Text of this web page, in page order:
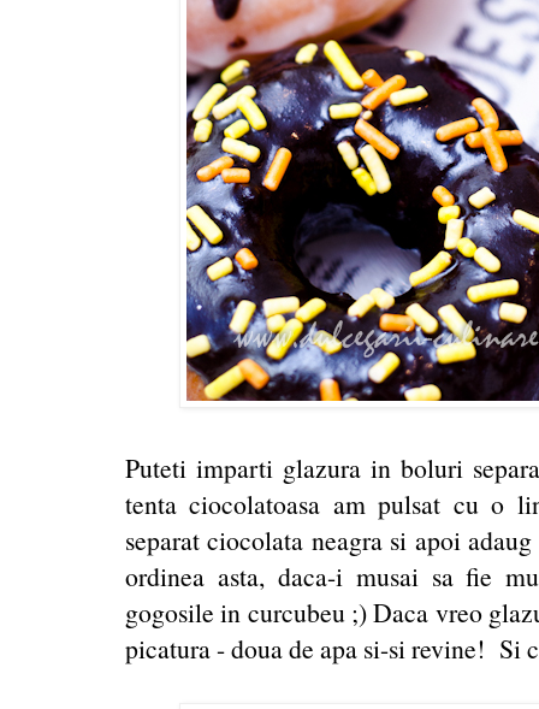
Puteti imparti glazura in boluri
tenta ciocolatoasa am pulsat cu o
separat ciocolata neagra si apoi
ordinea asta, daca-i musai sa fie
gogosile in curcubeu ;) Daca vreo
picatura - doua de apa si-si revine! Si